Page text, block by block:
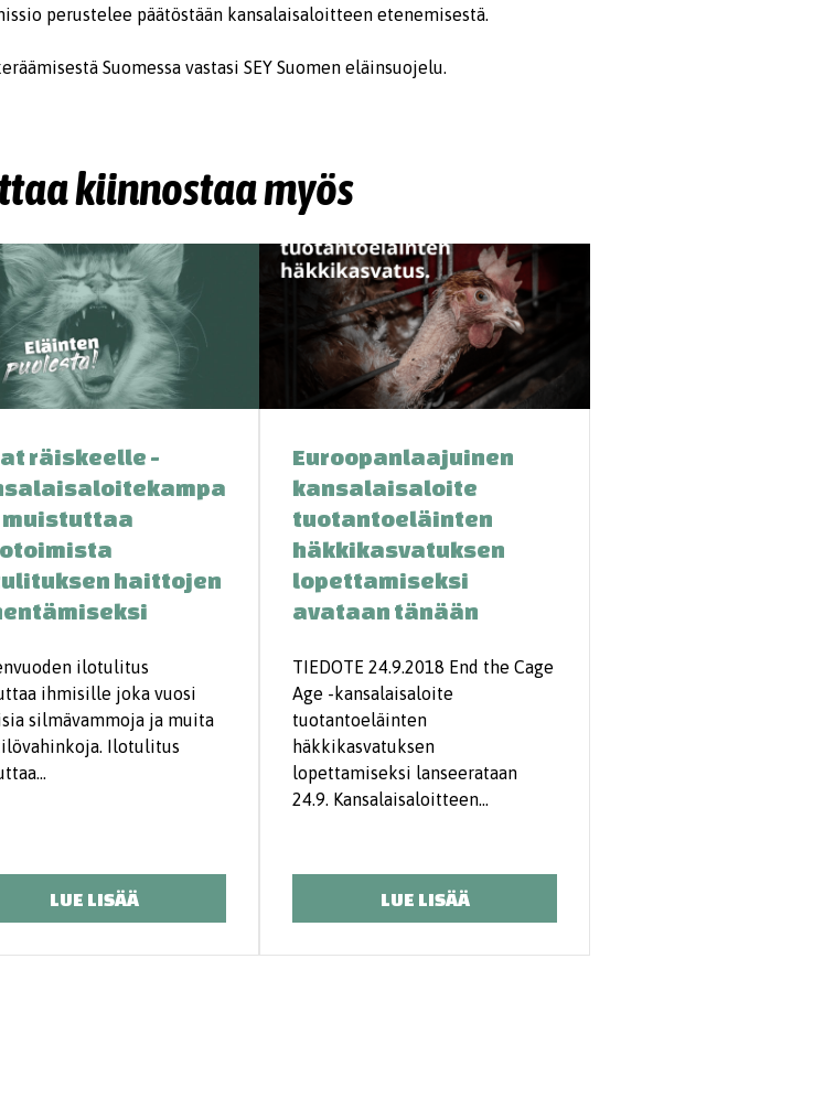
perustelee päätöstään kansalaisaloitteen etenemisestä.
Suomessa vastasi SEY Suomen eläinsuojelu.
kiinnostaa myös
räiskeelle -
muistuttaa
haittojen
ilotulitus
ihmisille joka vuosi
silmävammoja ja muita
Ilotulitus
LUE LISÄÄ
Euroopanlaajuinen
kansalaisaloite
tuotantoeläinten
häkkikasvatuksen
lopettamiseksi
avataan tänään
TIEDOTE 24.9.2018 End the Cage
Age -kansalaisaloite
tuotantoeläinten
häkkikasvatuksen
lopettamiseksi lanseerataan
24.9. Kansalaisaloitteen…
LUE LISÄÄ